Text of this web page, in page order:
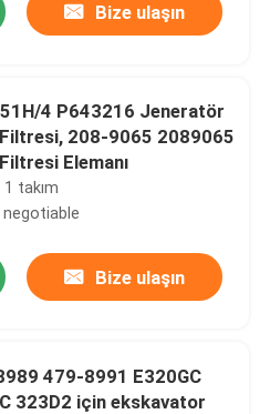
Bize ulaşın
4 P643216 Jeneratör
Filtresi, 208-9065 2089065
Elemanı
1 takım
negotiable
Bize ulaşın
479-8991 E320GC
323D2 için ekskavator